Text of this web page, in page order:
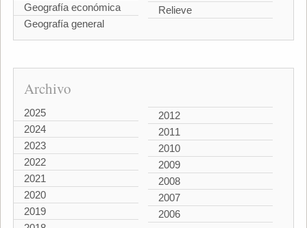
Geografía económica
Geografía general
Relieve
Archivo
2025
2024
2023
2022
2021
2020
2019
2012
2011
2010
2009
2008
2007
2006